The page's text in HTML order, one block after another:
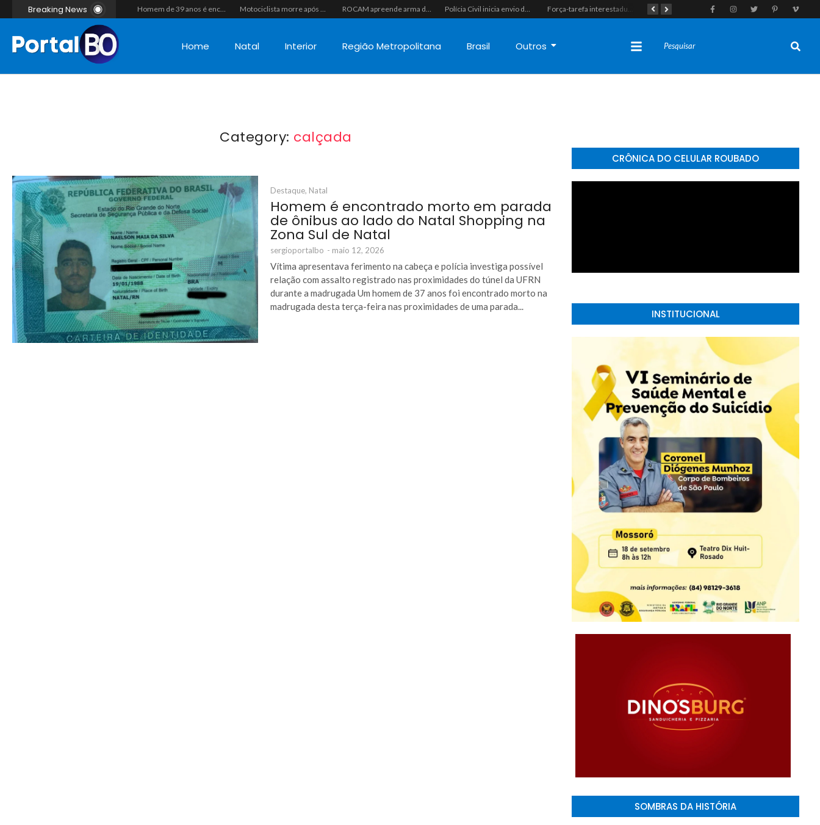
Breaking News Homem de 39 anos é encontrado morto a tiros ao lado de motocicleta às margens da BR-226 em Janduís Motociclista morre após colisão com caminhão na RN-118, entre Pendências e Alto do Rodrigues ROCAM apreende arma de fogo calibre .357, munições e drogas durante patrulhamento no bairro Santos Reis Polícia Civil inicia envio de intimações para recuperar celulares furtados ou roubados no RN, mas cobrança recai sobre o consumidor na ponta mais fraca Força-tarefa interestadual mira rede de agiotagem e contrabando com mandados no Seridó e na Paraíba Polícia Militar apreende indivíduo com porção de maconha durante patrulhamento em Parelhas
Home Natal Interior Região Metropolitana Brasil Outros
Category: calçada
Destaque, Natal
Homem é encontrado morto em parada
de ônibus ao lado do Natal Shopping na
Zona Sul de Natal
sergioportalbo - maio 12, 2026
Vítima apresentava ferimento na cabeça e polícia investiga possível
relação com assalto registrado nas proximidades do túnel da UFRN
durante a madrugada Um homem de 37 anos foi encontrado morto na
madrugada desta terça-feira nas proximidades de uma parada...
CRÔNICA DO CELULAR ROUBADO
INSTITUCIONAL
SOMBRAS DA HISTÓRIA